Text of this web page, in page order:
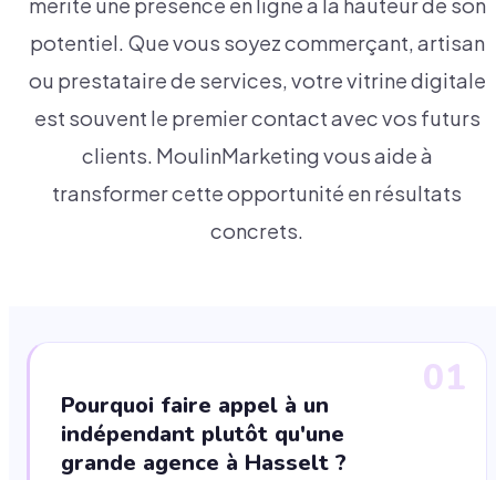
mérite une présence en ligne à la hauteur de son
potentiel. Que vous soyez commerçant, artisan
ou prestataire de services, votre vitrine digitale
est souvent le premier contact avec vos futurs
clients. MoulinMarketing vous aide à
transformer cette opportunité en résultats
concrets.
01
Pourquoi faire appel à un
indépendant plutôt qu'une
grande agence à Hasselt ?